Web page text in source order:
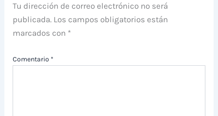
Tu dirección de correo electrónico no será
publicada. Los campos obligatorios están
marcados con *
Comentario *